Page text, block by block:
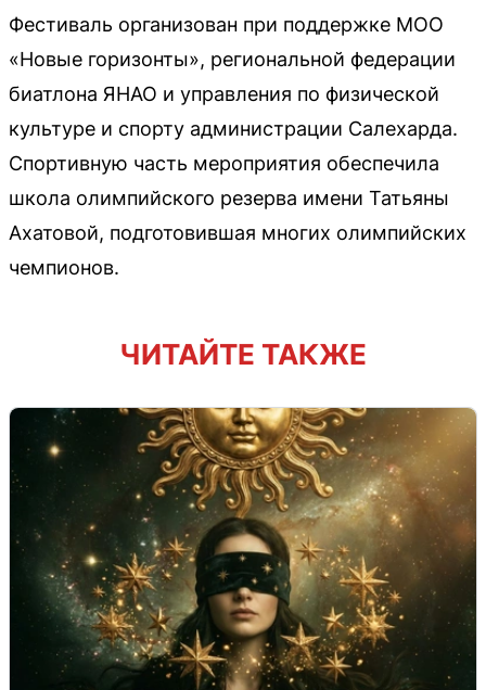
Фестиваль организован при поддержке МОО
«Новые горизонты», региональной федерации
биатлона ЯНАО и управления по физической
культуре и спорту администрации Салехарда.
Спортивную часть мероприятия обеспечила
школа олимпийского резерва имени Татьяны
Ахатовой, подготовившая многих олимпийских
чемпионов.
ЧИТАЙТЕ ТАКЖЕ